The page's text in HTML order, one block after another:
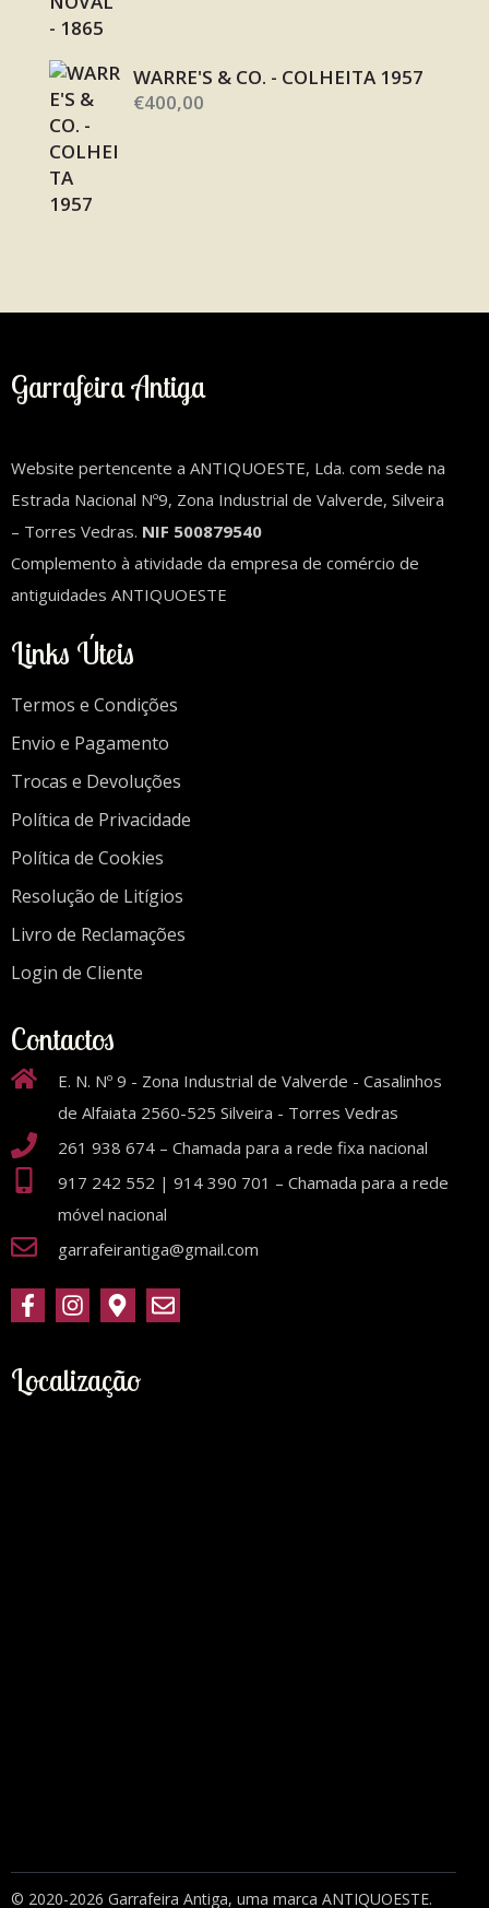
WARRE'S & CO. - COLHEITA 1957
€400,00
Garrafeira Antiga
Website pertencente a ANTIQUOESTE, Lda. com sede na
Estrada Nacional Nº9, Zona Industrial de Valverde, Silveira
– Torres Vedras. NIF 500879540
Complemento à atividade da empresa de comércio de
antiguidades ANTIQUOESTE
Links Úteis
Termos e Condições
Envio e Pagamento
Trocas e Devoluções
Política de Privacidade
Política de Cookies
Resolução de Litígios
Livro de Reclamações
Login de Cliente
Contactos
E. N. Nº 9 - Zona Industrial de Valverde - Casalinhos
de Alfaiata 2560-525 Silveira - Torres Vedras
261 938 674 – Chamada para a rede fixa nacional
917 242 552 | 914 390 701 – Chamada para a rede
móvel nacional
garrafeirantiga@gmail.com
Localização
© 2020-2026 Garrafeira Antiga, uma marca ANTIQUOESTE.